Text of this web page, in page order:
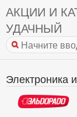
АКЦИИ И
УДАЧНЫЙ
Электроника